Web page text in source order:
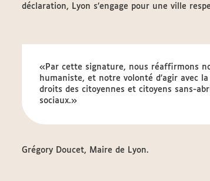
déclaration, Lyon s’engage pour une ville
«Par cette signature, nous réaffirmons
humaniste, et notre volonté d’agir avec
droits des citoyennes et citoyens sans-
sociaux.»
Grégory Doucet, Maire de Lyon.